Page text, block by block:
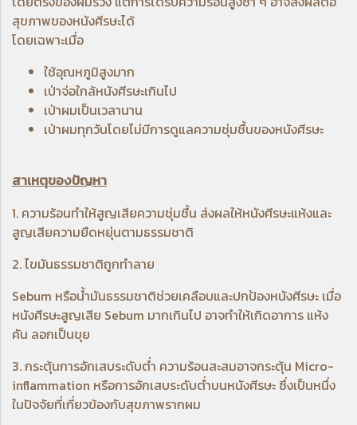
สุขภาพของหนังศีรษะได้
โดยเฉพาะเมื่อ
ใช้อุณหภูมิสูงมาก
เป่าจ่อใกล้หนังศีรษะเกินไป
เป่าผมเป็นเวลานาน
เป่าผมทุกวันโดยไม่มีการดูแลความชุ่มชื้นของหนังศีรษะ
สาเหตุของปัญหา
1. ความร้อนทำให้สูญเสียความชุ่มชื้น ส่งผลให้หนังศีรษะแห้งและ
สูญเสียความยืดหยุ่นตามธรรมชาติ
2. ไขมันธรรมชาติถูกทำลาย
Sebum หรือน้ำมันธรรมชาติช่วยเคลือบและปกป้องหนังศีรษะ เมื่อ
หนังศีรษะสูญเสีย Sebum มากเกินไป อาจทำให้เกิดอาการ แห้ง
คัน ลอกเป็นขุย
3. กระตุ้นการอักเสบระดับต่ำ ความร้อนสะสมอาจกระตุ้น Micro-
inflammation หรือการอักเสบระดับต่ำบนหนังศีรษะ ซึ่งเป็นหนึ่ง
ในปัจจัยที่เกี่ยวข้องกับสุขภาพรากผม